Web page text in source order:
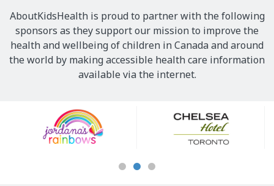
AboutKidsHealth is proud to partner with the following
sponsors as they support our mission to improve the
health and wellbeing of children in Canada and around
the world by making accessible health care information
available via the internet.
Sponsors